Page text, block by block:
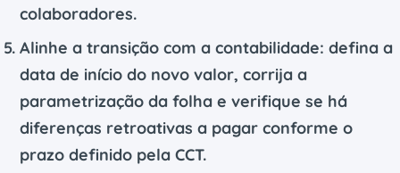
colaboradores.
Alinhe a transição com a contabilidade: defina a
data de início do novo valor, corrija a
parametrização da folha e verifique se há
diferenças retroativas a pagar conforme o
prazo definido pela CCT.